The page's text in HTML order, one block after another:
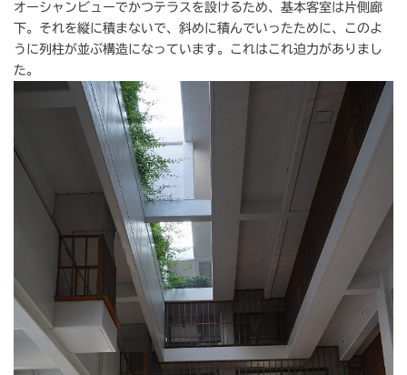
オーシャンビューでかつテラスを設けるため、基本客室は片側廊
下。それを縦に積まないで、斜めに積んでいったために、このよ
うに列柱が並ぶ構造になっています。これはこれ迫力がありまし
た。